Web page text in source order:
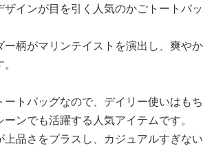
インが目を引く人気のかごトートバッ
ー柄がマリンテイストを演出し、爽やか
ートバッグなので、デイリー使いはもち
ンでも活躍する人気アイテムです。
上品さをプラスし、カジュアルすぎない